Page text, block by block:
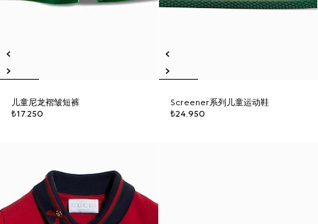
儿童尼龙褶皱短裤
₺17.250
Screener系列儿童运动鞋
₺24.950